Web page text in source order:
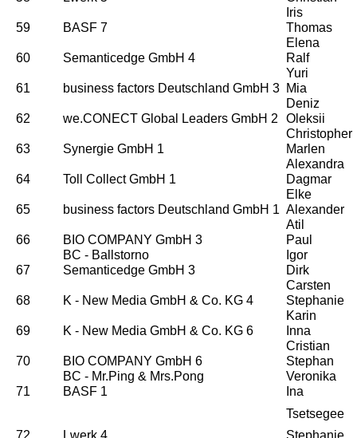
Iris
59
BASF 7
Thomas
Elena
60
Semanticedge GmbH 4
Ralf
Yuri
61
business factors Deutschland GmbH 3 Mia
Deniz
62
we.CONECT Global Leaders GmbH 2
Oleksii
Christopher
63
Synergie GmbH 1
Marlen
Alexandra
64
Toll Collect GmbH 1
Dagmar
Elke
65
business factors Deutschland GmbH 1 Alexander
Atil
66
BIO COMPANY GmbH 3
Paul
BC - Ballstorno
Igor
67
Semanticedge GmbH 3
Dirk
Carsten
68
K - New Media GmbH & Co. KG 4
Stephanie
Karin
69
K - New Media GmbH & Co. KG 6
Inna
Cristian
70
BIO COMPANY GmbH 6
Stephan
BC - Mr.Ping & Mrs.Pong
Veronika
71
BASF 1
Ina
Tsetsegee